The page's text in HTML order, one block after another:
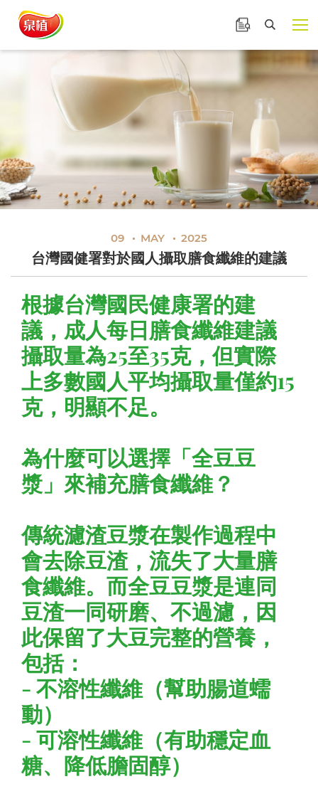
台灣國健署對於國人攝
泉植食品 產品諮詢
搜尋
展開
09 MAY 2025
台灣國健署對於國人攝取膳食纖維的建議
根據台灣國民健康署的建
議，成人每日膳食纖維建議
攝取量為25至35克，但實際
上多數國人平均攝取量僅約15
克，明顯不足。
為什麼可以選擇「全豆豆
漿」來補充膳食纖維？
傳統濾渣豆漿在製作過程中
會去除豆渣，流失了大量膳
食纖維。而全豆豆漿是連同
豆渣一同研磨、不過濾，因
此保留了大豆完整的營養，
包括：
- 不溶性纖維（幫助腸道蠕
動）
- 可溶性纖維（有助穩定血
糖、降低膽固醇）